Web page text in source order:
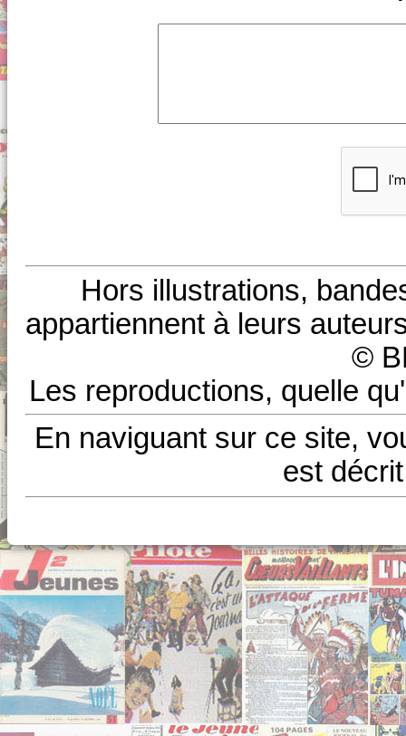
Hors illustrations,
appartiennent à leurs
©
Les reproductions, quelle
En naviguant sur ce site,
est